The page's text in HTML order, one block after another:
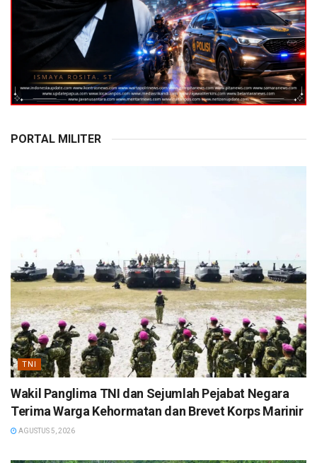
PORTAL MILITER
TNI
Wakil Panglima TNI dan Sejumlah Pejabat Negara
Terima Warga Kehormatan dan Brevet Korps Marinir
AGUSTUS 5, 2026